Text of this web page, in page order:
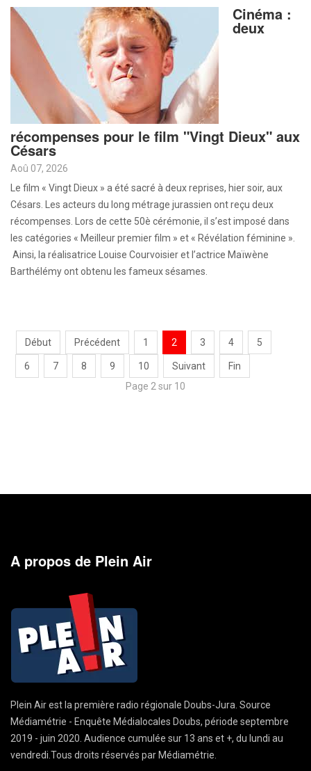
Cinéma :
deux
récompenses pour le film "Vingt Dieux" aux
Césars
Aoû 07, 2026
Le film « Vingt Dieux » a été sacré à deux reprises, hier soir, aux
Césars. Les acteurs du long métrage jurassien ont reçu deux
récompenses. Lors de cette 50è cérémonie, il s’est imposé dans
les catégories « Meilleur premier film » et « Révélation féminine ».
Ainsi, la réalisatrice Louise Courvoisier et l’actrice Maïwène
Barthélémy ont obtenu les fameux sésames.
Début Précédent 1 2 3 4 5
6 7 8 9 10 Suivant
Fin
Page 2 sur 10
A propos de Plein Air
Plein Air est la première radio régionale Doubs-Jura. Source
Médiamétrie - Enquête Médialocales Doubs, période septembre
2019 - juin 2020. Audience cumulée sur 13 ans et +, du lundi au
vendredi.Tous droits réservés par Médiamétrie.